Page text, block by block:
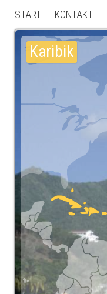
START KONTAKT
Karibik